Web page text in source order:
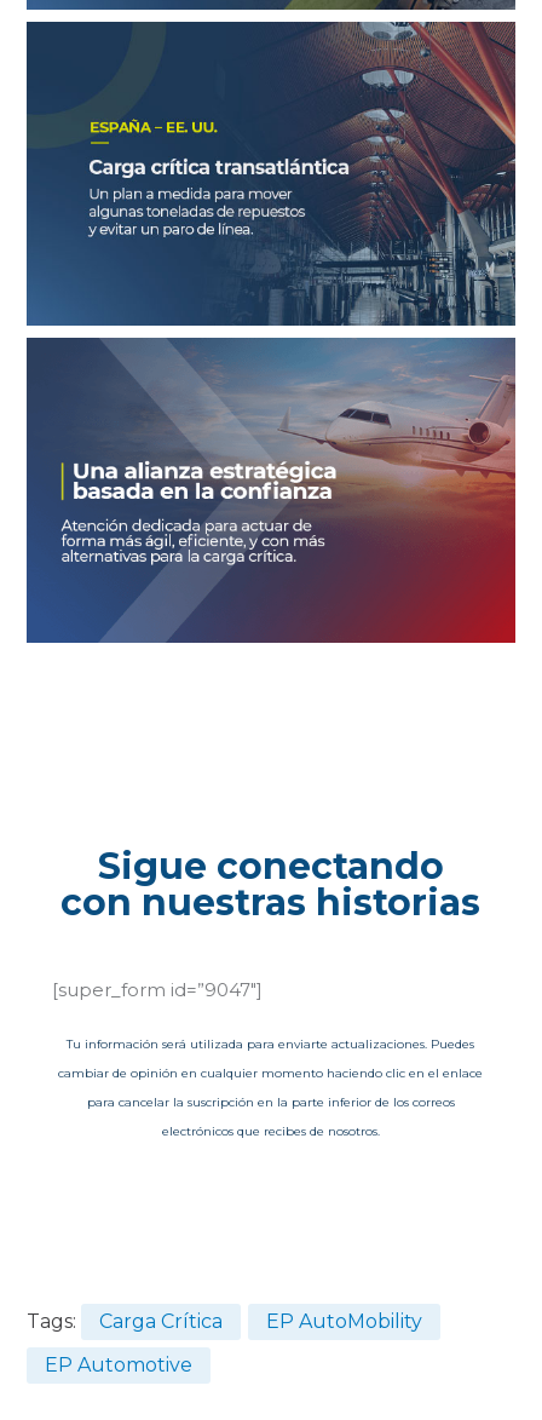
Sigue conectando
con nuestras historias
[super_form id=”9047″]
Tu información será utilizada para enviarte actualizaciones. Puedes
cambiar de opinión en cualquier momento haciendo clic en el enlace
para cancelar la suscripción en la parte inferior de los correos
electrónicos que recibes de nosotros.
Tags: Carga Crítica
EP AutoMobility
EP Automotive